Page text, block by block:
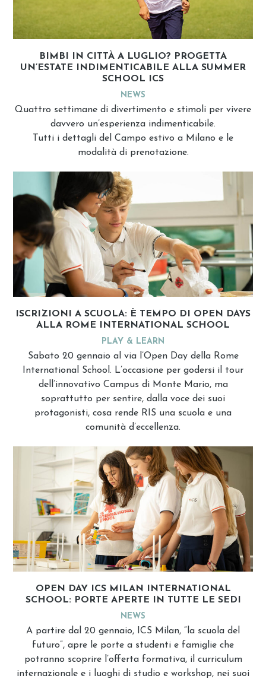
BIMBI IN CITTÀ A LUGLIO? PROGETTA
UN’ESTATE INDIMENTICABILE ALLA SUMMER
SCHOOL ICS
NEWS
Quattro settimane di divertimento e stimoli per vivere
davvero un’esperienza indimenticabile.
Tutti i dettagli del Campo estivo a Milano e le
modalità di prenotazione.
ISCRIZIONI A SCUOLA: È TEMPO DI OPEN DAYS
ALLA ROME INTERNATIONAL SCHOOL
PLAY & LEARN
Sabato 20 gennaio al via l’Open Day della Rome
International School. L’occasione per godersi il tour
dell’innovativo Campus di Monte Mario, ma
soprattutto per sentire, dalla voce dei suoi
protagonisti, cosa rende RIS una scuola e una
comunità d’eccellenza.
OPEN DAY ICS MILAN INTERNATIONAL
SCHOOL: PORTE APERTE IN TUTTE LE SEDI
NEWS
A partire dal 20 gennaio, ICS Milan, “la scuola del
futuro”, apre le porte a studenti e famiglie che
potranno scoprire l’offerta formativa, il curriculum
internazionale e i luoghi di studio e workshop, nei suoi